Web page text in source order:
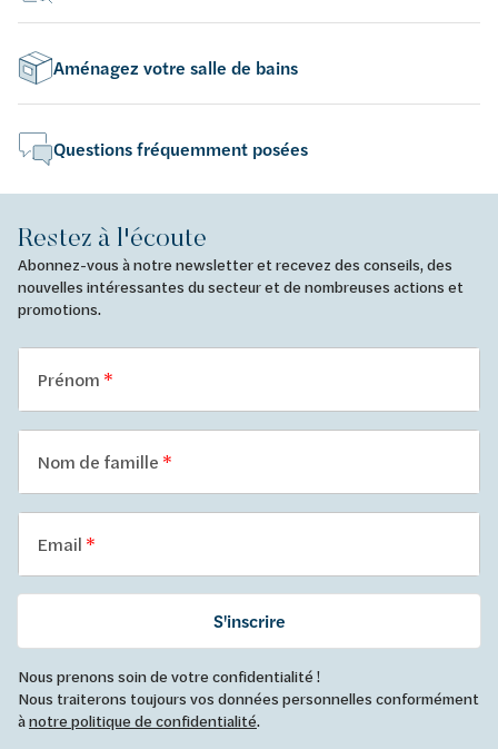
Aménagez votre salle de bains
Questions fréquemment posées
Restez à l'écoute
Abonnez-vous à notre newsletter et recevez des conseils, des
nouvelles intéressantes du secteur et de nombreuses actions et
promotions.
Prénom
Nom de famille
Email
S'inscrire
Nous prenons soin de votre confidentialité !
Nous traiterons toujours vos données personnelles conformément
ànotre politique de confidentialité.